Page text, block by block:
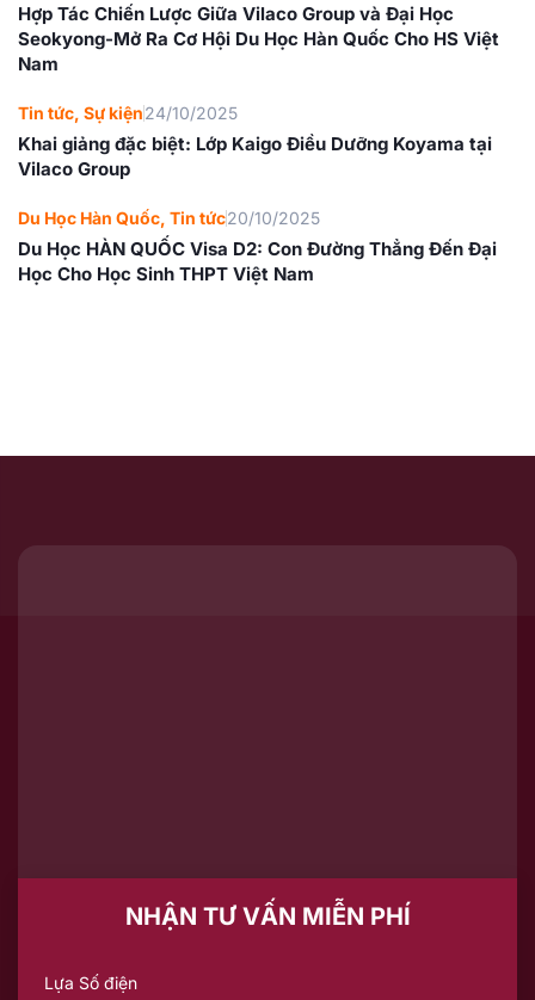
Hợp Tác Chiến Lược Giữa Vilaco Group và Đại Học
Seokyong-Mở Ra Cơ Hội Du Học Hàn Quốc Cho HS Việt
Nam
Tin tức, Sự kiện24/10/2025
Khai giảng đặc biệt: Lớp Kaigo Điều Dưỡng Koyama tại
Vilaco Group
Du Học Hàn Quốc, Tin tức20/10/2025
Du Học HÀN QUỐC Visa D2: Con Đường Thẳng Đến Đại
Học Cho Học Sinh THPT Việt Nam
NHẬN TƯ VẤN MIỄN PHÍ
Lựa Số điện